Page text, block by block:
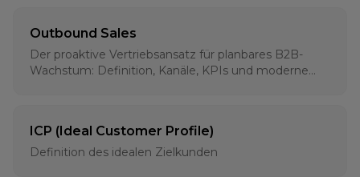
Outbound Sales
Der proaktive Vertriebsansatz für planbares B2B-
Wachstum: Definition, Kanäle, KPIs und moderne
ICP (Ideal Customer Profile)
Definition des idealen Zielkunden